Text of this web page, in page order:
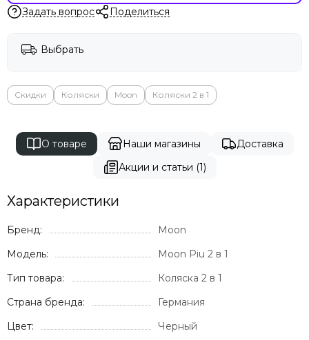
Задать вопрос Поделиться
Выбрать
Скидки Коляски Moon Коляски 2 в 1
О товаре Наши магазины
Доставка
Акции и статьи (1)
Характеристики
Бренд:
Moon
Модель:
Moon Piu 2 в 1
Тип товара:
Коляска 2 в 1
Страна бренда:
Германия
Цвет:
Черный